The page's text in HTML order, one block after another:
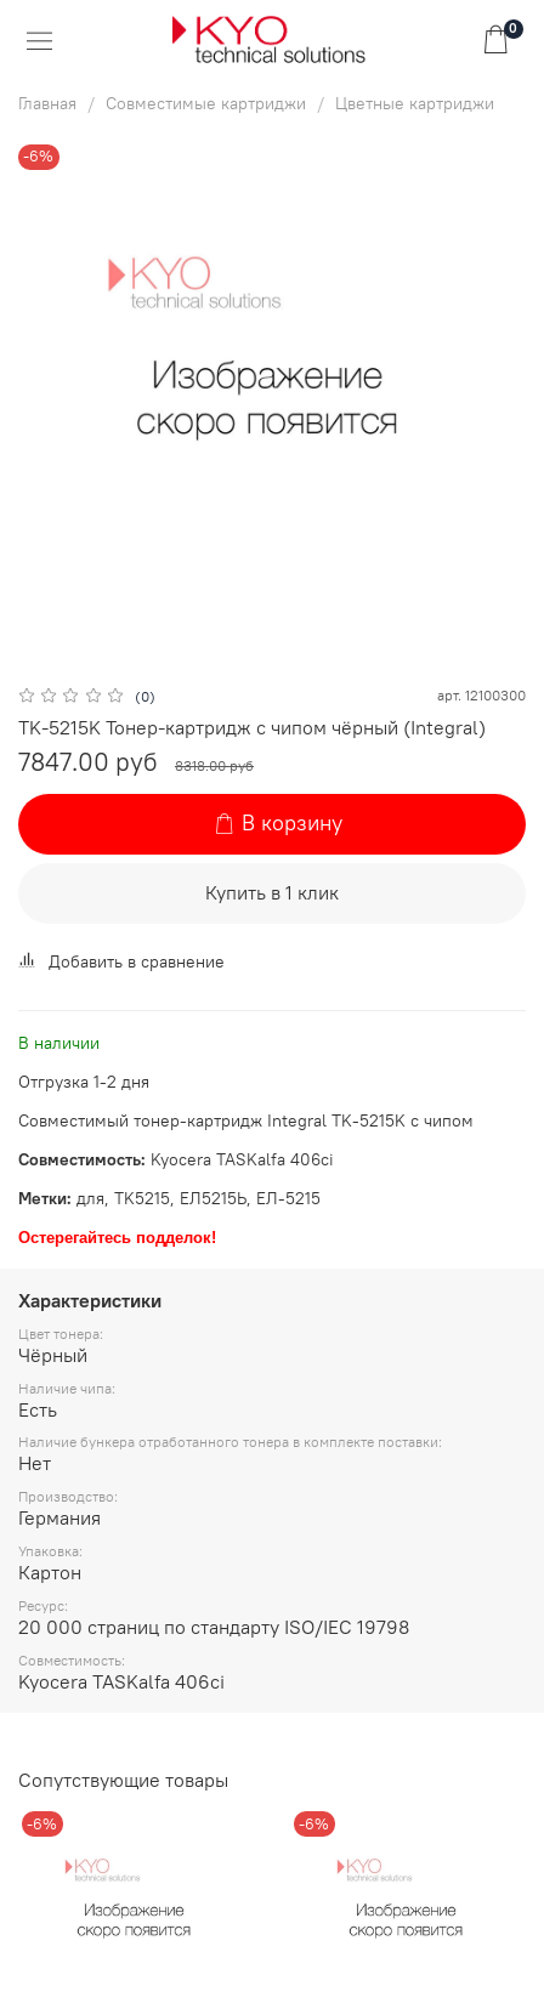
0
Главная Совместимые картриджи Цветные картриджи
-6%
(0) арт. 12100300
TK-5215K Тонер-картридж с чипом чёрный (Integral)
7847.00 руб 8318.00 руб
В корзину
Купить в 1 клик
Добавить в сравнение
В наличии
Отгрузка 1-2 дня
Совместимый тонер-картридж Integral TK-5215K с чипом
Совместимость: Kyocera TASKalfa 406ci
Метки: для, TK5215, ЕЛ5215Ь, ЕЛ-5215
Остерегайтесь подделок!
Характеристики
Цвет тонера:
Чёрный
Наличие чипа:
Есть
Наличие бункера отработанного тонера в комплекте поставки:
Нет
Производство:
Германия
Упаковка:
Картон
Ресурс:
20 000 страниц по стандарту ISO/IEC 19798
Совместимость:
Kyocera TASKalfa 406ci
Сопутствующие товары
-6% -6%